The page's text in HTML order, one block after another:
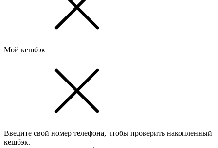
Мой кешбэк
Введите свой номер телефона, чтобы проверить накопленный
кешбэк.